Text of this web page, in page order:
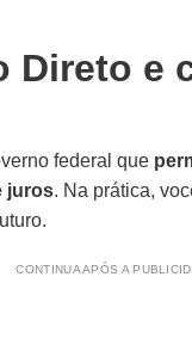
Direto e
federal que
juros. Na prática,
CONTINUA APÓS A